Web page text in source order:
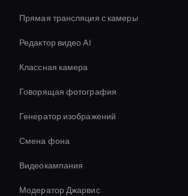
Прямая трансляция с камеры
Редактор видео AI
Классная камера
Говорящая фотография
Генератор изображений
Смена фона
Видеокампания
Модератор Джарвис